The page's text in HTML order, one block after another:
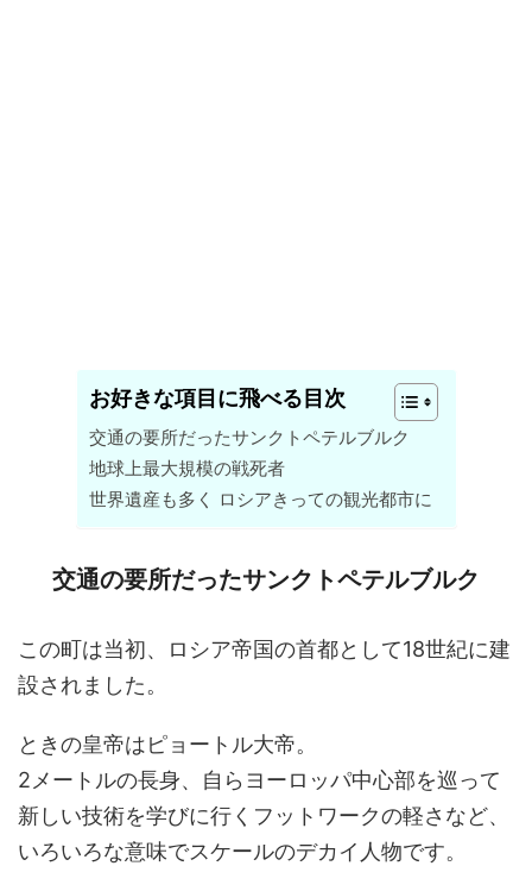
お好きな項目に飛べる目次
交通の要所だったサンクトペテルブルク
地球上最大規模の戦死者
世界遺産も多く ロシアきっての観光都市に
交通の要所だったサンクトペテルブルク
この町は当初、ロシア帝国の首都として18世紀に建
設されました。
ときの皇帝はピョートル大帝。
2メートルの長身、自らヨーロッパ中心部を巡って
新しい技術を学びに行くフットワークの軽さなど、
いろいろな意味でスケールのデカイ人物です。